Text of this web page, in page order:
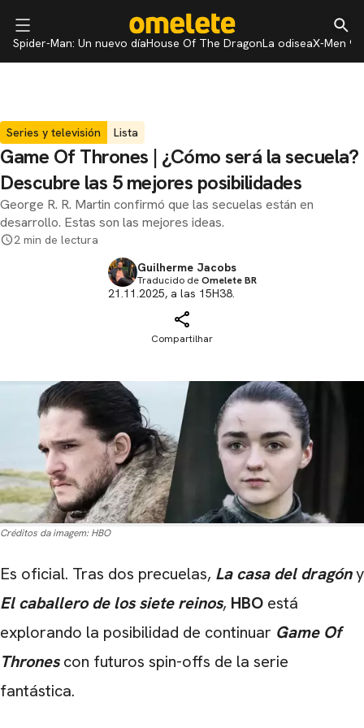
Spider-Man: Un nuevo díaHouse Of The DragonLa odiseaX-Men 97
Series y televisión Lista
Game Of Thrones | ¿Cómo será la secuela?
Descubre las 5 mejores posibilidades
George R. R. Martin confirmó que las secuelas están en
desarrollo. Estas son las mejores ideas.
2 min de lectura
Guilherme Jacobs
Traducido deOmelete BR
21.11.2025, a las 15H38.
Compartilhar
Créditos da imagem: HBO
Es oficial. Tras dos precuelas, La casa del dragóny
El caballero de los siete reinos, HBO está
explorando la posibilidad de continuar Game Of
Thronescon futuros spin-offs de la serie
fantástica.